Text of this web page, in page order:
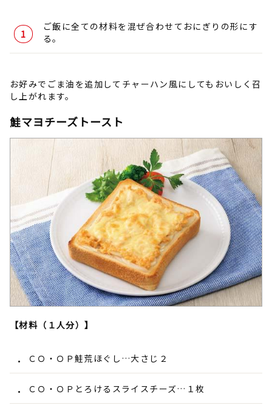
ご飯に全ての材料を混ぜ合わせておにぎりの形にす
る。
お好みでごま油を追加してチャーハン風にしてもおいしく召
し上がれます。
鮭マヨチーズトースト
【材料（１人分）】
ＣＯ・ＯＰ鮭荒ほぐし…大さじ２
ＣＯ・ＯＰとろけるスライスチーズ…１枚